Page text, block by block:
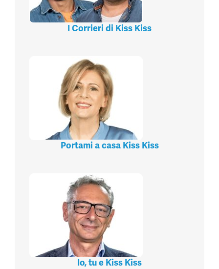
I Corrieri di Kiss Kiss
Portami a casa Kiss Kiss
Io, tu e Kiss Kiss